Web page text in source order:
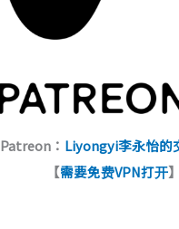
Patreon： Liyongyi李永怡的
【需要免费VPN打开】